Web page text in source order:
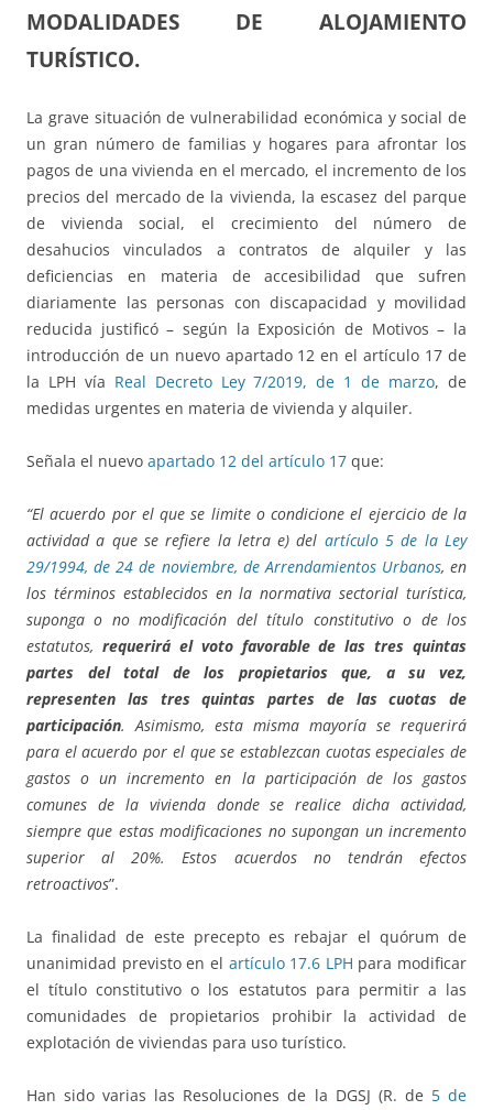
MODALIDADES DE ALOJAMIENTO
TURÍSTICO.
La grave situación de vulnerabilidad económica y social de
un gran número de familias y hogares para afrontar los
pagos de una vivienda en el mercado, el incremento de los
precios del mercado de la vivienda, la escasez del parque
de vivienda social, el crecimiento del número de
desahucios vinculados a contratos de alquiler y las
deficiencias en materia de accesibilidad que sufren
diariamente las personas con discapacidad y movilidad
reducida justificó – según la Exposición de Motivos – la
introducción de un nuevo apartado 12 en el artículo 17 de
la LPH vía Real Decreto Ley 7/2019, de 1 de marzo, de
medidas urgentes en materia de vivienda y alquiler.
Señala el nuevo apartado 12 del artículo 17 que:
“El acuerdo por el que se limite o condicione el ejercicio de la
actividad a que se refiere la letra e) del artículo 5 de la Ley
29/1994, de 24 de noviembre, de Arrendamientos Urbanos, en
los términos establecidos en la normativa sectorial turística,
suponga o no modificación del título constitutivo o de los
estatutos, requerirá el voto favorable de las tres quintas
partes del total de los propietarios que, a su vez,
representen las tres quintas partes de las cuotas de
participación. Asimismo, esta misma mayoría se requerirá
para el acuerdo por el que se establezcan cuotas especiales de
gastos o un incremento en la participación de los gastos
comunes de la vivienda donde se realice dicha actividad,
siempre que estas modificaciones no supongan un incremento
superior al 20%. Estos acuerdos no tendrán efectos
retroactivos”.
La finalidad de este precepto es rebajar el quórum de
unanimidad previsto en el artículo 17.6 LPH para modificar
el título constitutivo o los estatutos para permitir a las
comunidades de propietarios prohibir la actividad de
explotación de viviendas para uso turístico.
Han sido varias las Resoluciones de la DGSJ (R. de 5 de